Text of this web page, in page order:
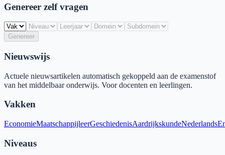
Genereer zelf vragen
Genereer
Nieuwswijs
Actuele nieuwsartikelen automatisch gekoppeld aan de examenstof
van het middelbaar onderwijs. Voor docenten en leerlingen.
Vakken
EconomieMaatschappijleerGeschiedenisAardrijkskundeNederlands
Niveaus